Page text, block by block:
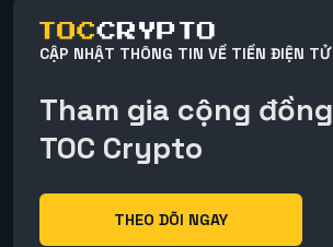
CẬP NHẬT THÔNG TIN VỀ TIỀN ĐIỆN TỬ
Tham gia cộng đồng
TOC Crypto
THEO DÕI NGAY